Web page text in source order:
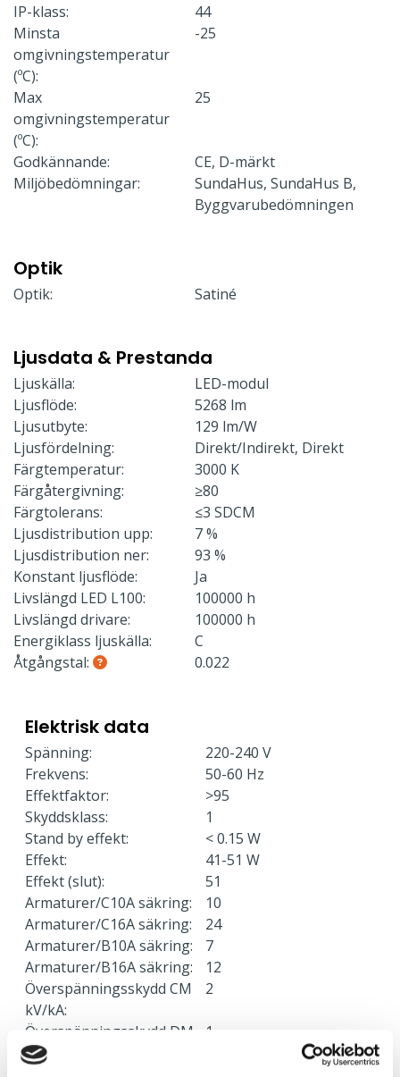
IP-klass:
44
Minsta
omgivningstemperatur
(ºC):
-25
Max
omgivningstemperatur
(ºC):
25
Godkännande:
CE, D-märkt
Miljöbedömningar:
SundaHus, SundaHus B,
Byggvarubedömningen
Optik
Optik: Satiné
Ljusdata & Prestanda
Ljuskälla:
LED-modul
Ljusflöde:
5268 lm
Ljusutbyte:
129 lm/W
Ljusfördelning:
Direkt/Indirekt, Direkt
Färgtemperatur:
3000 K
Färgåtergivning:
≥80
Färgtolerans:
≤3 SDCM
Ljusdistribution upp:
7 %
Ljusdistribution ner:
93 %
Konstant ljusflöde:
Ja
Livslängd LED L100:
100000 h
Livslängd drivare:
100000 h
Energiklass ljuskälla:
C
Åtgångstal:
0.022
Elektrisk data
Spänning:
220-240 V
Frekvens:
50-60 Hz
Effektfaktor:
>95
Skyddsklass:
1
Stand by effekt:
< 0.15 W
Effekt:
41-51 W
Effekt (slut):
51
Armaturer/C10A säkring:
10
Armaturer/C16A säkring:
24
Armaturer/B10A säkring:
7
Armaturer/B16A säkring:
12
Överspänningsskydd CM
kV/kA:
2
Överspänningsskydd DM
kV/kA:
1